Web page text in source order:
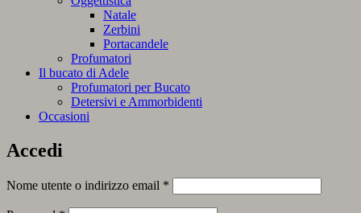
Natale
Zerbini
Portacandele
Profumatori
Il bucato di Adele
Profumatori per Bucato
Detersivi e Ammorbidenti
Occasioni
Accedi
Nome utente o indirizzo email *